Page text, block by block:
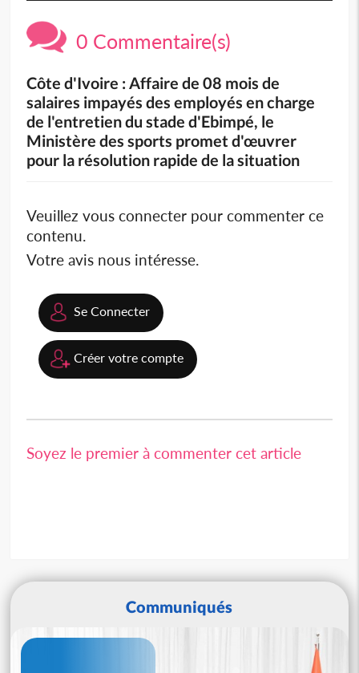
0 Commentaire(s)
Côte d'Ivoire : Affaire de 08 mois de
salaires impayés des employés en charge
de l'entretien du stade d'Ebimpé, le
Ministère des sports promet d'œuvrer
pour la résolution rapide de la situation
Veuillez vous connecter pour commenter ce
contenu.
Votre avis nous intéresse.
Se Connecter
Créer votre compte
Soyez le premier à commenter cet article
Communiqués